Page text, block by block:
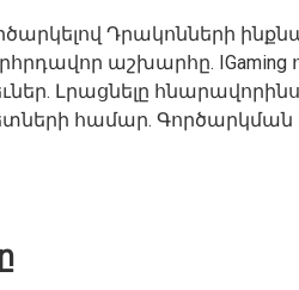
Դրակոնների
աշխարհը.
Լրացնելը
համար.